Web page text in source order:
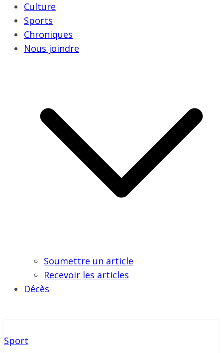
Culture
Sports
Chroniques
Nous joindre
Soumettre un article
Recevoir les articles
Décès
Sport